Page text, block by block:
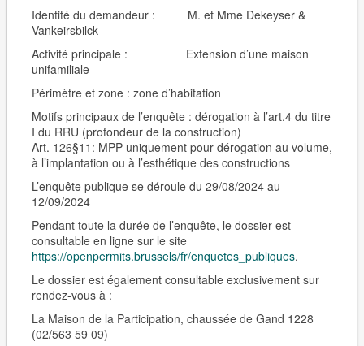
Identité du demandeur :
M. et MmeDekeyser &
Vankeirsbilck
Activité principale : Extension d’une maison
unifamiliale
Périmètre et zone : zone d’habitation
Motifs principaux de l’enquête : dérogation à l’art.4 du titre
I du RRU (profondeur de la construction)
Art. 126§11: MPP uniquement pour dérogation au volume,
à l’implantation ou à l’esthétique des constructions
L’enquête publique se déroule du 29/08/2024 au
12/09/2024
Pendant toute la durée de l’enquête, le dossier est
consultable en ligne sur le site
https://openpermits.brussels/fr/enquetes_publiques.
Le dossier est également consultable exclusivement sur
rendez-vousà :
La Maison de la Participation, chaussée de Gand 1228
(02/563 59 09)